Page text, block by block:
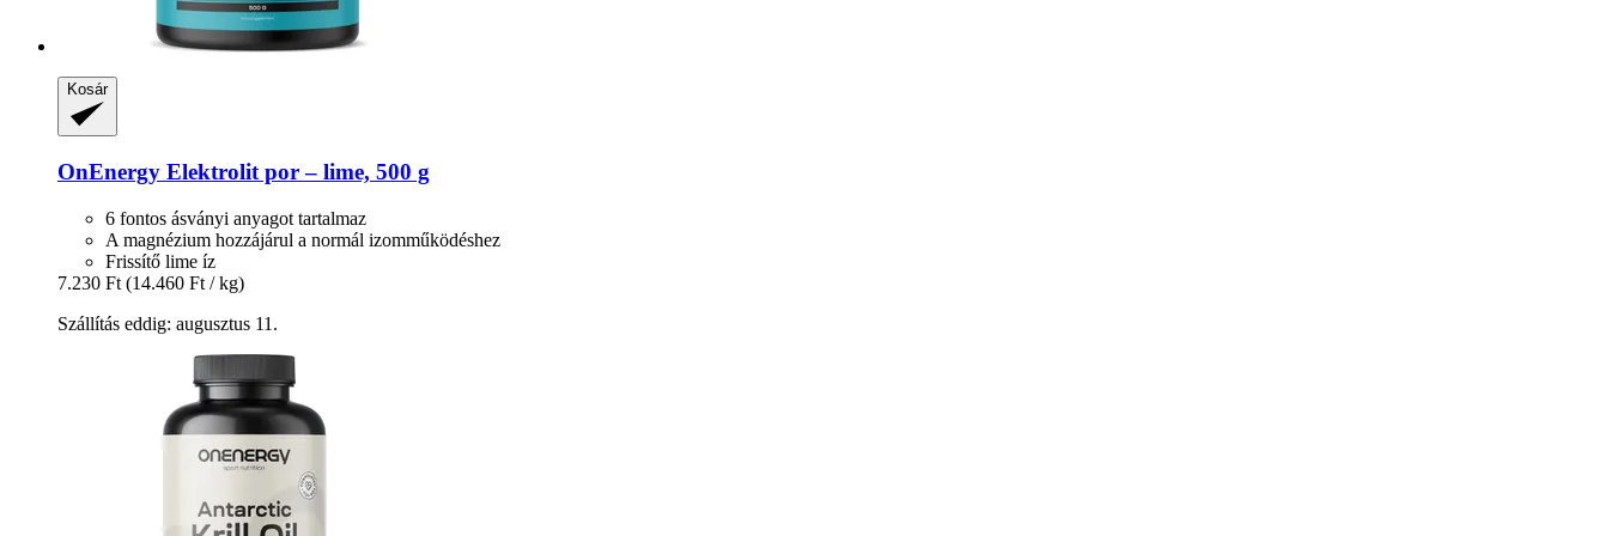
Kosár
OnEnergy Elektrolit por – lime, 500 g
6 fontos ásványi anyagot tartalmaz
A magnézium hozzájárul a normál izomműködéshez
Frissítő lime íz
7.230 Ft (14.460 Ft / kg)
Szállítás eddig: augusztus 11.